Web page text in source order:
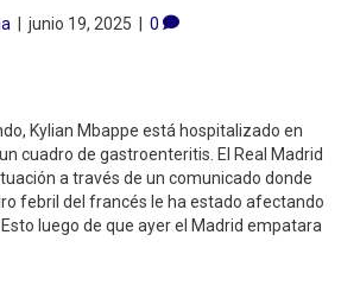
| junio 19, 2025 | 0
Kylian Mbappe está hospitalizado en
cuadro de gastroenteritis. El Real Madrid
a través de un comunicado donde
febril del francés le ha estado afectando
luego de que ayer el Madrid empatara